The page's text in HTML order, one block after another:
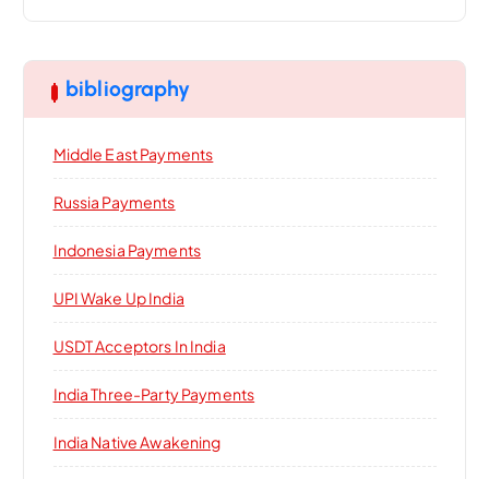
bibliography
Middle East Payments
Russia Payments
Indonesia Payments
UPI Wake Up India
USDT Acceptors In India
India Three-Party Payments
India Native Awakening